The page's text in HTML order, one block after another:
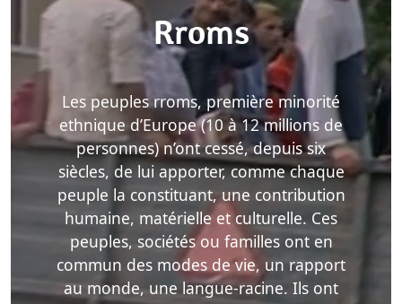
Rroms
Les peuples rroms, première minorité
ethnique d’Europe (10 à 12 millions de
personnes) n’ont cessé, depuis six
siècles, de lui apporter, comme chaque
peuple la constituant, une contribution
humaine, matérielle et culturelle. Ces
peuples, sociétés ou familles ont en
commun des modes de vie, un rapport
au monde, une langue-racine. Ils ont